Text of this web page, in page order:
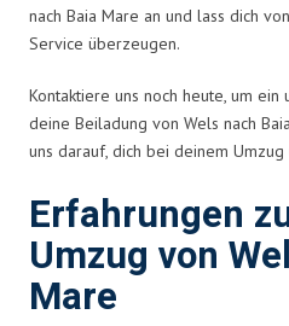
nach Baia Mare an und lass dich
Service überzeugen.
Kontaktiere uns noch heute, um
deine Beiladung von Wels nach
uns darauf, dich bei deinem
Erfahrungen
Umzug von
Mare